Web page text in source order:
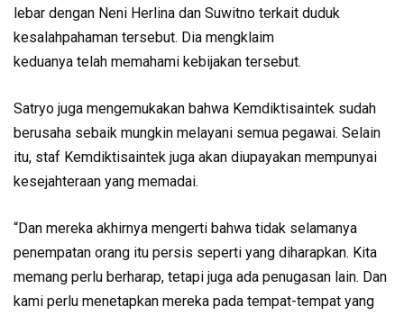
lebar dengan Neni Herlina dan Suwitno terkait duduk
kesalahpahaman tersebut. Dia mengklaim
keduanya telah memahami kebijakan tersebut.
Satryo juga mengemukakan bahwa Kemdiktisaintek sudah
berusaha sebaik mungkin melayani semua pegawai. Selain
itu, staf Kemdiktisaintek juga akan diupayakan mempunyai
kesejahteraan yang memadai.
“Dan mereka akhirnya mengerti bahwa tidak selamanya
penempatan orang itu persis seperti yang diharapkan. Kita
memang perlu berharap, tetapi juga ada penugasan lain. Dan
kami perlu menetapkan mereka pada tempat-tempat yang